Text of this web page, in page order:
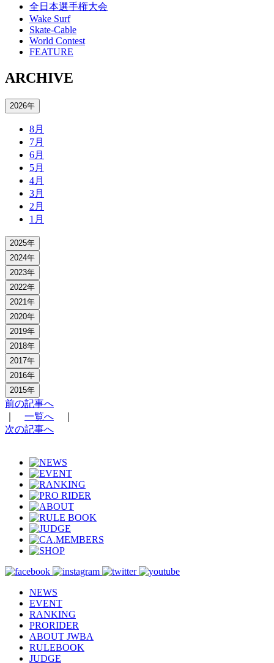
全日本選手権大会
Wake Surf
Skate-Cable
World Contest
FEATURE
ARCHIVE
2026年
8月
7月
6月
5月
4月
3月
2月
1月
2025年
2024年
2023年
2022年
2021年
2020年
2019年
2018年
2017年
2016年
2015年
前の記事へ
一覧へ
次の記事へ
NEWS
EVENT
RANKING
PRORIDER
ABOUT JWBA
RULEBOOK
JUDGE